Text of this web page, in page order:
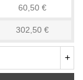
60,50 €
302,50 €
+